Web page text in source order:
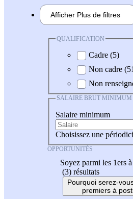
Afficher Plus de filtres
QUALIFICATION
Cadre (5)
Non cadre
Non
SALAIRE BRUT MINIMUM
Salaire minimum
Choisissez une
OPPORTUNITÉS
Soyez parmi les 1ers
(3) résultats
Pourquoi serez-
premiers à